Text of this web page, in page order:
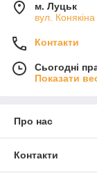
м. Луцьк
вул.
Контакти
Сьогодні
Показати
Про нас
Контакти